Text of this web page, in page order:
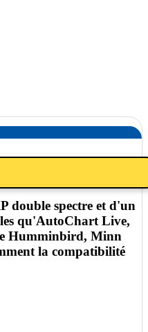
double spectre et d'un
qu'AutoChart Live,
Humminbird, Minn
la compatibilité